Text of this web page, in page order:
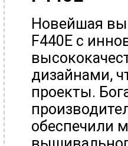
Новейшая
F440E с
дизайнами,
проекты.
обеспечили